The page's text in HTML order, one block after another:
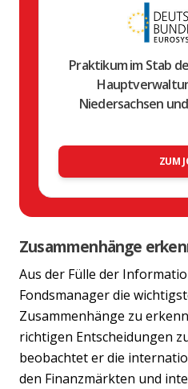
Praktikum im Stab
Niedersachsen
ZUM
Zusammenhänge
Aus der Fülle der
Fondsmanager die
Zusammenhänge zu
richtigen Entscheidungen
beobachtet er die
den Finanzmärkten und